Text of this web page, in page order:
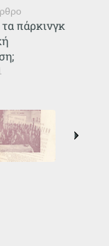
πάρκινγκ